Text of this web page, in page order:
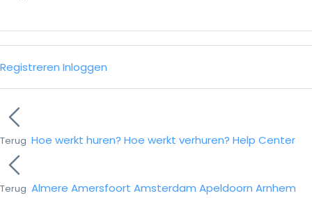
Registreren Inloggen
Terug Hoe werkt huren? Hoe werkt verhuren? Help Center
Terug Almere Amersfoort Amsterdam Apeldoorn Arnhem